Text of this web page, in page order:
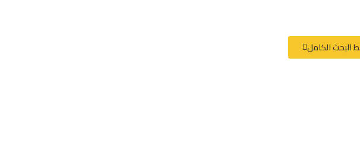
البحث الكامل